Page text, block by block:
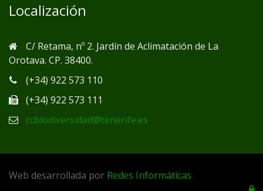
Localización
C/ Retama, nº 2. Jardín de Aclimatación de La
Orotava. CP. 38400.
(+34) 922 573 110
(+34) 922 573 111
ccbiodiversidad@tenerife.es
Web desarrollada por Redes Informáticas